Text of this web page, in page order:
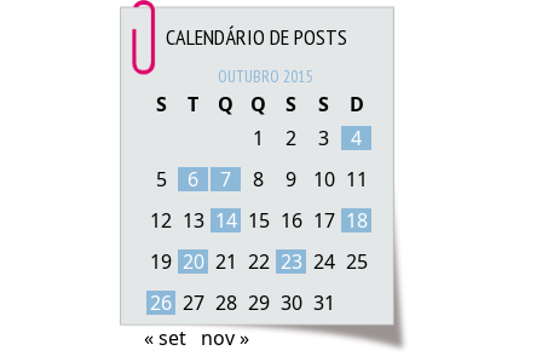
CALENDÁRIO DE POSTS
OUTUBRO 2015
S T Q Q S S
D
1
2 3
4
5
6 7 8 9 10 11
12 13 14 15 16 17 18
19 20 21 22 23 24 25
26 27 28 29 30 31
« set nov »